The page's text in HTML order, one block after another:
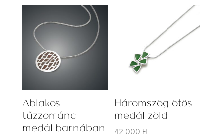
Ablakos
tűzzománc
medál barnában
Háromszög ötös
medál zöld
42 000 Ft